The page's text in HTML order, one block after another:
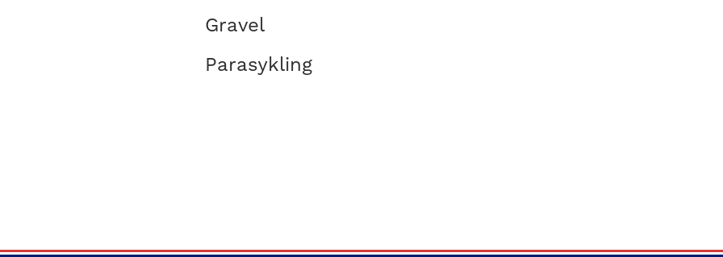
Gravel
Parasykling